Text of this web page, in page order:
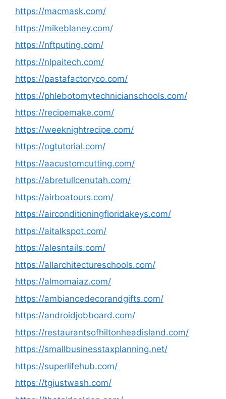
https://macmask.com/
https://mikeblaney.com/
https://nftputing.com/
https://nlpaitech.com/
https://pastafactoryco.com/
https://phlebotomytechnicianschools.com/
https://recipemake.com/
https://weeknightrecipe.com/
https://ogtutorial.com/
https://aacustomcutting.com/
https://abretullcenutah.com/
https://airboatours.com/
https://airconditioningfloridakeys.com/
https://aitalkspot.com/
https://alesntails.com/
https://allarchitectureschools.com/
https://almomaiaz.com/
https://ambiancedecorandgifts.com/
https://androidjobboard.com/
https://restaurantsofhiltonheadisland.com/
https://smallbusinesstaxplanning.net/
https://superlifehub.com/
https://tgjustwash.com/